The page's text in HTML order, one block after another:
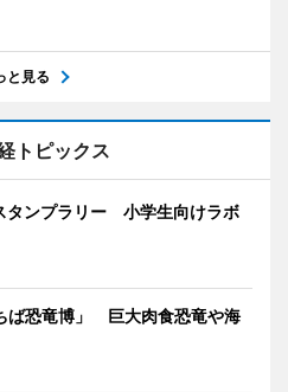
と見る
トピックス
タンプラリー 小学生向けラボ
ば恐竜博」 巨大肉食恐竜や海